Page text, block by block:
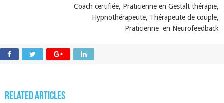
Coach certifiée, Praticienne en Gestalt thérapie,
Hypnothérapeute, Thérapeute de couple,
Praticienne en Neurofeedback
Related Articles